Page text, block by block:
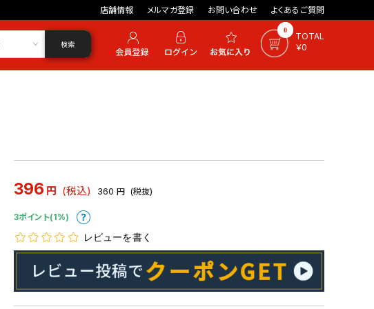
店舗情報 メルマガ登録 お問い合わせ よくあるご質問
0
TOTAL
￥0
検索
396 円 (税込) 360 円 (税抜)
3ポイント(1%)
レビューを書く